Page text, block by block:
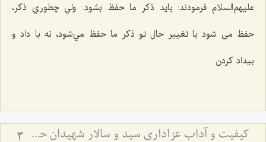
عليهم‌السلام فرمودند: بايد ذكر ما حفظ بشود. ولي چطوري ذكر،
حفظ می شود با تغيير حال تو ذكر ما حفظ مي‌شود، نه با داد و
بيداد كردن.
کیفیت و آداب عزاداری سید و سالار شهیدان حضرت أباعبداللَه الحسین علیه السلام 3